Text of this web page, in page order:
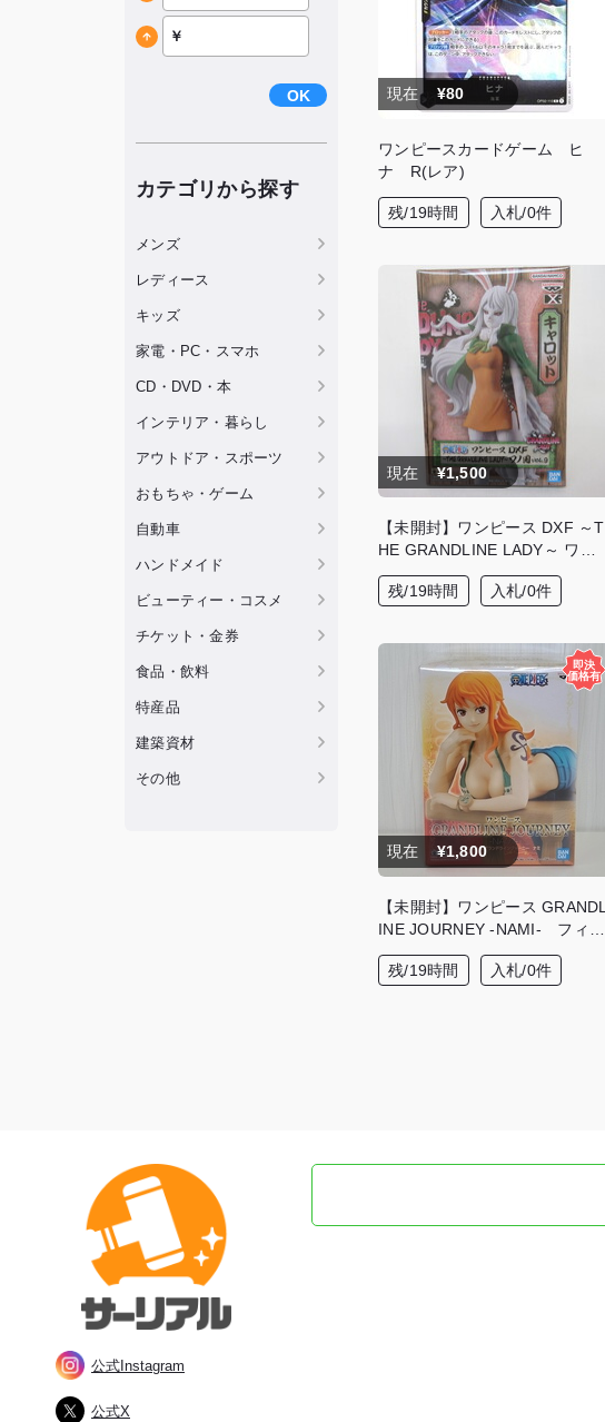
OK
カテゴリから探す
メンズ
レディース
キッズ
家電・PC・スマホ
CD・DVD・本
インテリア・暮らし
アウトドア・スポーツ
おもちゃ・ゲーム
自動車
ハンドメイド
ビューティー・コスメ
チケット・金券
食品・飲料
特産品
建築資材
その他
現在 ¥80
ワンピースカードゲーム ヒ
ナ R(レア)
残/19時間 入札/0件
現在 ¥1,500
【未開封】ワンピース DXF ～T
HE GRANDLINE LADY～ ワノ
国 vol.9 キャロット（CARRO
T）フィギュア
残/19時間 入札/0件
現在 ¥1,800
【未開封】ワンピース GRANDL
INE JOURNEY -NAMI- フィギ
ュア
残/19時間
入札/0件
公式Instagram
公式X